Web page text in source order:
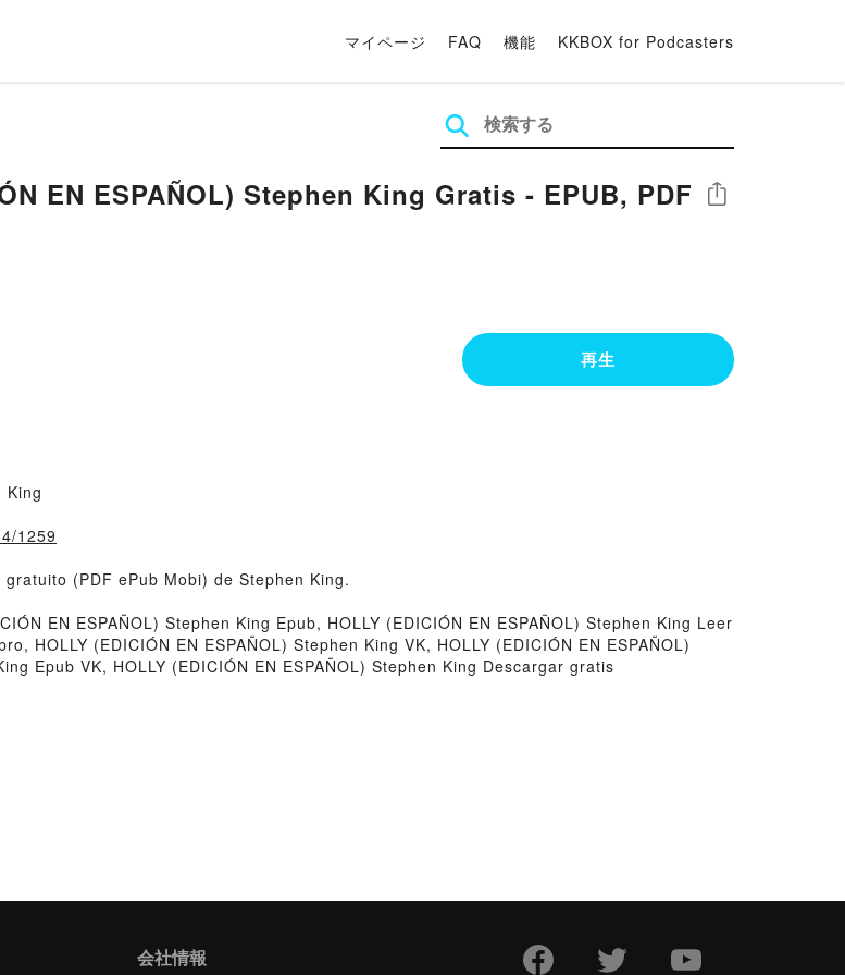
マイページ FAQ 機能 KKBOX for Podcasters
EN ESPAÑOL) Stephen King Gratis - EPUB, PDF
シェア
再生
King
1259
(PDF ePub Mobi) de Stephen King.
EN ESPAÑOL) Stephen King Epub, HOLLY (EDICIÓN EN ESPAÑOL) Stephen King Leer
HOLLY (EDICIÓN EN ESPAÑOL) Stephen King VK, HOLLY (EDICIÓN EN ESPAÑOL)
Epub VK, HOLLY (EDICIÓN EN ESPAÑOL) Stephen King Descargar gratis
会社情報